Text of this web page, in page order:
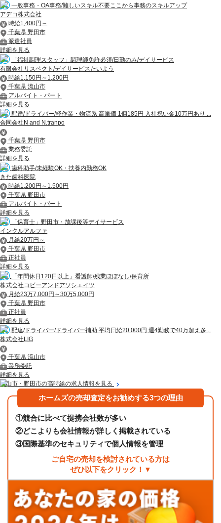
一般事務・OA事務/難しいスキル不要ここから事務のスキルアップ
アデコ株式会社
時給1,400円～
千葉県 野田市
派遣社員
詳細を見る
「福祉調理スタッフ」調理師免許必須/日勤のみ/デイサービス
有限会社リスペクト/デイサービスたいよう
時給1,150円～1,200円
千葉県 流山市
アルバイト・パート
詳細を見る
配達/ドライバー/軽作業・物流系 高単価 1個185円 入社祝い金10万円あり ...
合同会社N and N.tranpo
千葉県 野田市
業務委託
詳細を見る
歯科助手/未経験OK・扶養内勤務OK
きた歯科医院
時給1,200円～1,500円
千葉県 野田市
アルバイト・パート
詳細を見る
「保育士」野田市・放課後等デイサービス
インクルアルファ
月給20万円～
千葉県 野田市
正社員
詳細を見る
「年間休日120日以上」看護師/残業ほぼなし/保育所
株式会社コビーアンドアソシエイツ
月給23万7,000円～30万5,000円
千葉県 野田市
正社員
詳細を見る
配達/ドライバー/ドライバー補助 平均日給20 000円 週4勤務で40万超え多...
株式会社LIG
千葉県 流山市
業務委託
詳細を見る
流山市・野田市の高時給の求人情報を見る
ホームズの売却査定をお勧めする3つの理由
①競合に比べて提携会社数が多い
②どこよりも会社情報が詳しく掲載されている
③国際基準のセキュリティで個人情報を管理
ご自宅の売却を検討されている方は
ぜひ以下をクリック！▼